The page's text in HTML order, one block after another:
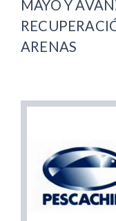
MAYO Y
ARENAS